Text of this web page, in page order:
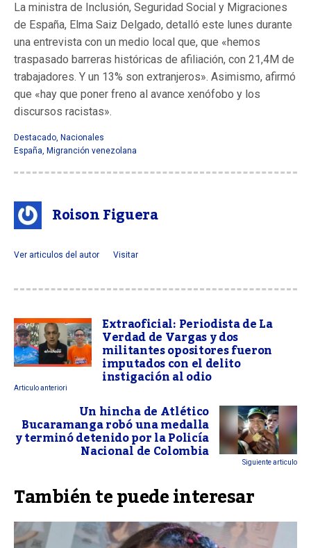
La ministra de Inclusión, Seguridad Social y Migraciones
de España, Elma Saiz Delgado, detalló este lunes durante
una entrevista con un medio local que, que «hemos
traspasado barreras históricas de afiliación, con 21,4M de
trabajadores. Y un 13% son extranjeros». Asimismo, afirmó
que «hay que poner freno al avance xenófobo y los
discursos racistas».
Destacado, Nacionales
España, Migranción venezolana
Roison Figuera
Ver articulos del autor Visitar
Extraoficial: Periodista de La
Verdad de Vargas y dos
militantes opositores fueron
imputados con el delito
instigación al odio
Articulo anteriori
Un hincha de Atlético
Bucaramanga robó una medalla
y terminó detenido por la Policía
Nacional de Colombia Siguiente articulo
También te puede interesar